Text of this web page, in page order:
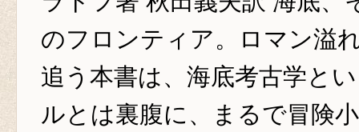
のフロンティア。ロマン溢
追う本書は、海底考古学と
ルとは裏腹に、まるで冒険